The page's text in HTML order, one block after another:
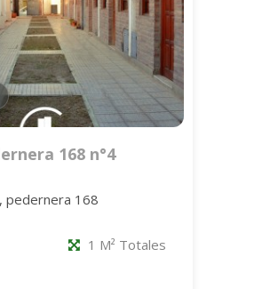
168 n°4
pedernera 168
1 M² Totales